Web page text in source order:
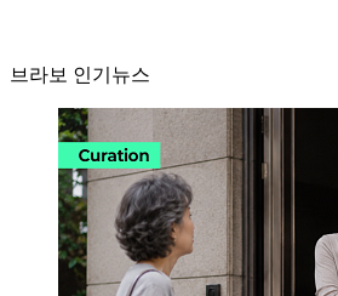
브라보 인기뉴스